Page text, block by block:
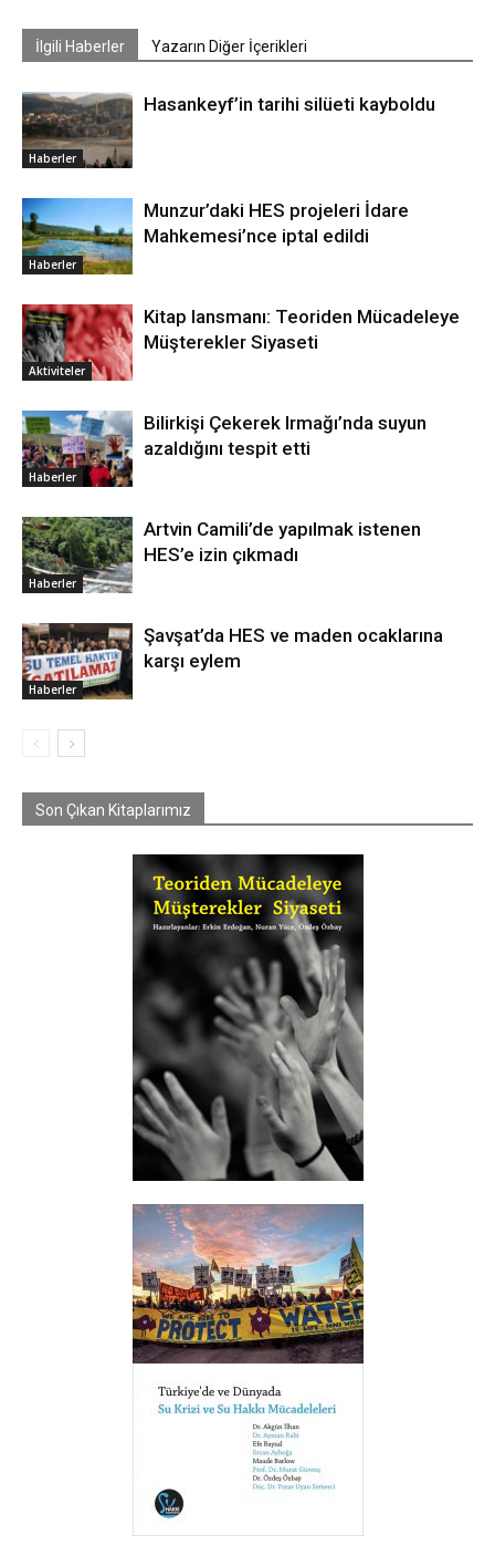
İlgili Haberler Yazarın Diğer İçerikleri
Haberler
Hasankeyf’in tarihi silüeti kayboldu
Haberler
Munzur’daki HES projeleri İdare
Mahkemesi’nce iptal edildi
Aktiviteler
Kitap lansmanı: Teoriden Mücadeleye
Müşterekler Siyaseti
Haberler
Bilirkişi Çekerek Irmağı’nda suyun
azaldığını tespit etti
Haberler
Artvin Camili’de yapılmak istenen
HES’e izin çıkmadı
Haberler
Şavşat’da HES ve maden ocaklarına
karşı eylem
Son Çıkan Kitaplarımız